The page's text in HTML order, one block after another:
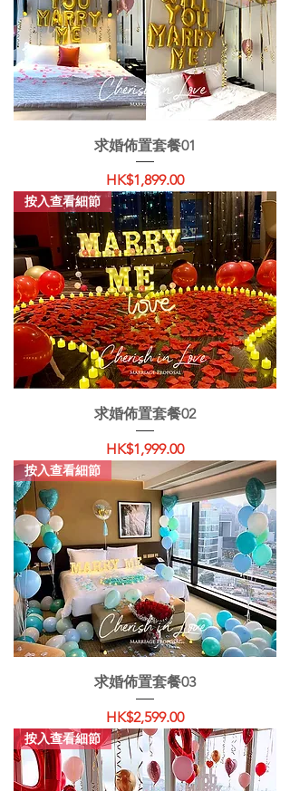
求婚佈置套餐01
價格
HK$1,899.00
按入查看細節
求婚佈置套餐02
價格
HK$1,999.00
按入查看細節
求婚佈置套餐03
價格
HK$2,599.00
按入查看細節